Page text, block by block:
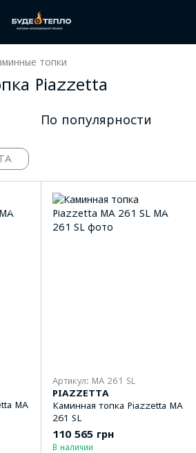
топки
Piazzetta
По популярности
MA
Артикул: MA 261 SL
PIAZZETTA
Каминная топка Piazzetta MA
261 SL
110 565 грн
В наличии